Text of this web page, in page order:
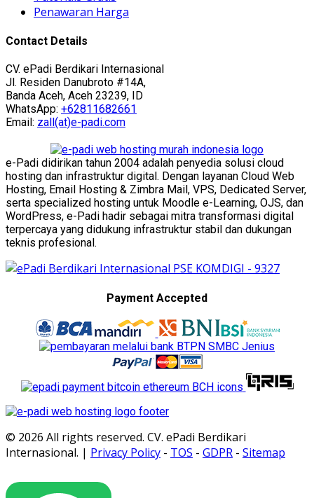
Penawaran Harga
Contact Details
CV. ePadi Berdikari Internasional
Jl. Residen Danubroto #14A,
Banda Aceh, Aceh 23239, ID
WhatsApp: +62811682661
Email: zall(at)e-padi.com
e-Padi didirikan tahun 2004 adalah penyedia solusi cloud
hosting dan infrastruktur digital. Dengan layanan Cloud Web
Hosting, Email Hosting & Zimbra Mail, VPS, Dedicated Server,
serta specialized hosting untuk Moodle e-Learning, OJS, dan
WordPress, e-Padi hadir sebagai mitra transformasi digital
terpercaya yang didukung infrastruktur stabil dan dukungan
teknis profesional.
Payment Accepted
© 2026 All rights reserved. CV. ePadi Berdikari
Internasional. | Privacy Policy - TOS - GDPR - Sitemap